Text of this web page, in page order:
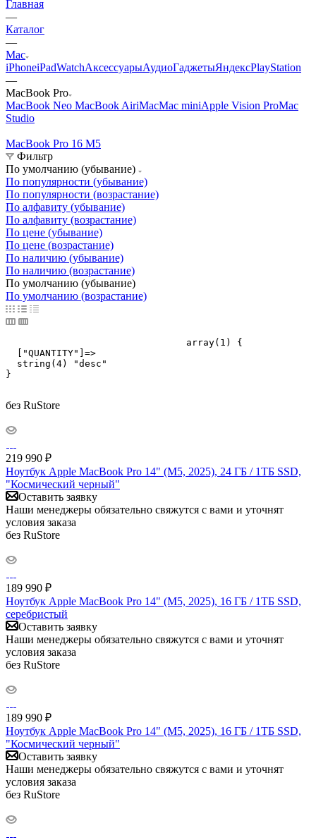
Главная
—
Каталог
—
Mac
iPhoneiPadWatchАксессуарыАудиоГаджетыЯндексPlayStation
—
MacBook Pro
MacBook Neo MacBook AiriMacMac miniApple Vision ProMac
Studio
MacBook Pro 16 M5
Фильтр
По умолчанию (убывание)
По популярности (убывание)
По популярности (возрастание)
По алфавиту (убывание)
По алфавиту (возрастание)
По цене (убывание)
По цене (возрастание)
По наличию (убывание)
По наличию (возрастание)
По умолчанию (убывание)
По умолчанию (возрастание)
  ["QUANTITY"]=>
  string(4) "desc"
}
без RuStore
219 990 ₽
Ноутбук Apple MacBook Pro 14" (M5, 2025), 24 ГБ / 1ТБ SSD,
"Космический черный"
Оставить заявку
Наши менеджеры обязательно свяжутся с вами и уточнят
условия заказа
без RuStore
189 990 ₽
Ноутбук Apple MacBook Pro 14" (M5, 2025), 16 ГБ / 1ТБ SSD,
серебристый
Оставить заявку
Наши менеджеры обязательно свяжутся с вами и уточнят
условия заказа
без RuStore
189 990 ₽
Ноутбук Apple MacBook Pro 14" (M5, 2025), 16 ГБ / 1ТБ SSD,
"Космический черный"
Оставить заявку
Наши менеджеры обязательно свяжутся с вами и уточнят
условия заказа
без RuStore